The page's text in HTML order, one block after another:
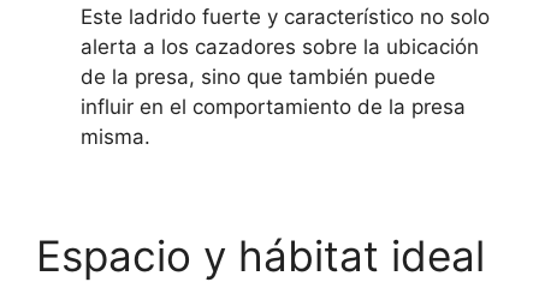
Este ladrido fuerte y característico no solo
alerta a los cazadores sobre la ubicación
de la presa, sino que también puede
influir en el comportamiento de la presa
misma.
Espacio y hábitat ideal